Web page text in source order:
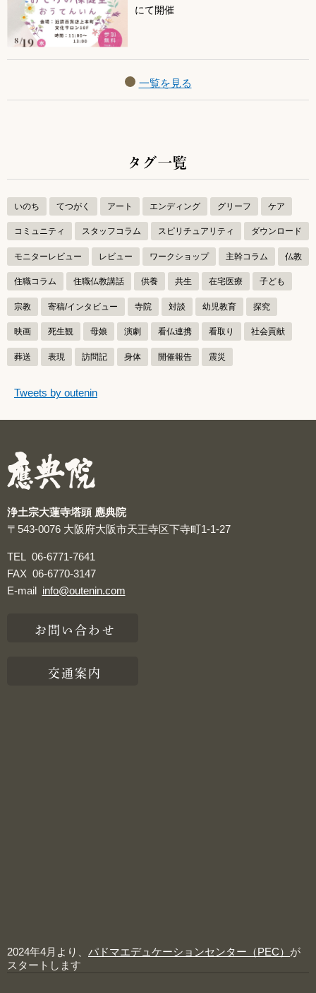
にて開催
一覧を見る
タグ一覧
いのち てつがく アート エンディング グリーフ ケア
コミュニティ スタッフコラム スピリチュアリティ ダウンロード
モニターレビュー レビュー ワークショップ 主幹コラム 仏教
住職コラム 住職仏教講話 供養 共生 在宅医療 子ども
宗教 寄稿/インタビュー 寺院 対談 幼児教育 探究
映画 死生観 母娘 演劇 看仏連携 看取り 社会貢献
葬送 表現 訪問記 身体 開催報告 震災
つぶやき
つぶやきをスキップする
Tweets by outenin
浄土宗大蓮寺塔頭 應典院
〒543-0076 大阪府大阪市天王寺区下寺町1-1-27
TEL 06-6771-7641
FAX 06-6770-3147
E-mail info@outenin.com
お問い合わせ
交通案内
2024年4月より、 パドマエデュケーションセンター（PEC） が
スタートします